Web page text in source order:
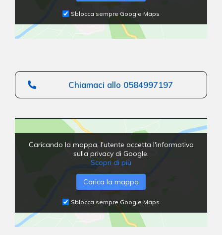
Sblocca sempre Google Maps
Chiamaci allo 0584997197
Caricando la mappa, l'utente accetta l'informativa
sulla privacy di Google.
Scopri di più
Carica la mappa
Sblocca sempre Google Maps